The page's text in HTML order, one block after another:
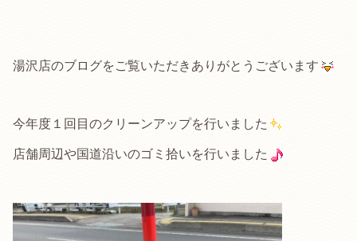
湯沢店のブログをご覧いただきありがとうございます
今年度１回目のクリーンアップを行いました
店舗周辺や国道沿いのゴミ拾いを行いました